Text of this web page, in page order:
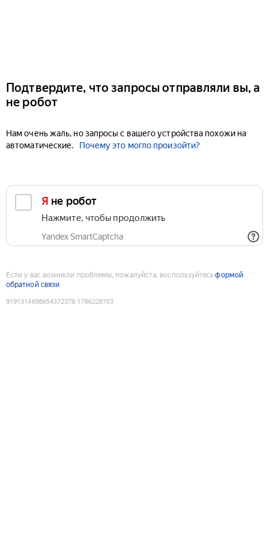
Подтвердите, что запросы отправляли вы, а
не робот
Нам очень жаль, но запросы с вашего устройства похожи на
автоматические.
Почему это могло произойти?
Я не робот
Нажмите, чтобы продолжить
Yandex SmartCaptcha
Если у вас возникли проблемы, пожалуйста, воспользуйтесьформой
обратной связи
9191314698654372378:1786228703